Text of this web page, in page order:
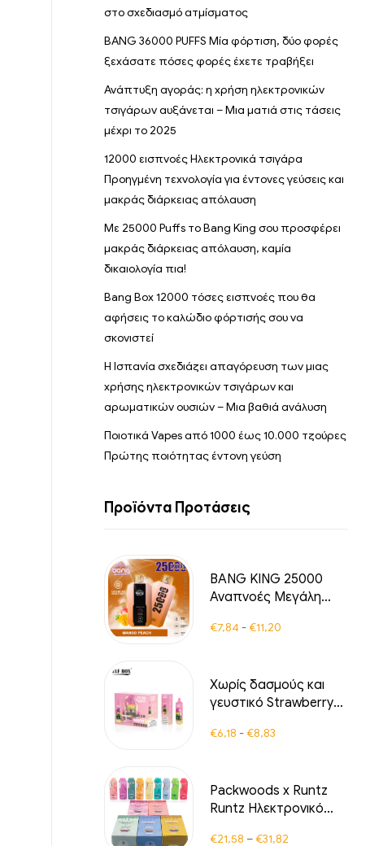
στο σχεδιασμό ατμίσματος
BANG 36000 PUFFS Μία φόρτιση, δύο φορές
ξεχάσατε πόσες φορές έχετε τραβήξει
Ανάπτυξη αγοράς: η χρήση ηλεκτρονικών
τσιγάρων αυξάνεται – Μια ματιά στις τάσεις
μέχρι το 2025
12000 εισπνοές Ηλεκτρονικά τσιγάρα
Προηγμένη τεχνολογία για έντονες γεύσεις και
μακράς διάρκειας απόλαυση
Με 25000 Puffs το Bang King σου προσφέρει
μακράς διάρκειας απόλαυση, καμία
δικαιολογία πια!
Bang Box 12000 τόσες εισπνοές που θα
αφήσεις το καλώδιο φόρτισής σου να
σκονιστεί
Η Ισπανία σχεδιάζει απαγόρευση των μιας
χρήσης ηλεκτρονικών τσιγάρων και
αρωματικών ουσιών – Μια βαθιά ανάλυση
Ποιοτικά Vapes από 1000 έως 10.000 τζούρες
Πρώτης ποιότητας έντονη γεύση
Προϊόντα Προτάσεις
BANG KING 25000
Αναπνοές Μεγάλη
Ηλεκτρονικό τσιγάρο
€7,84 -€11,20
Χωρίς δασμούς και
γευστικό Strawberry
απόλαυση
€6,18 -€8,83
Packwoods x Runtz
Runtz Ηλεκτρονικό
€21,58 –€31,82